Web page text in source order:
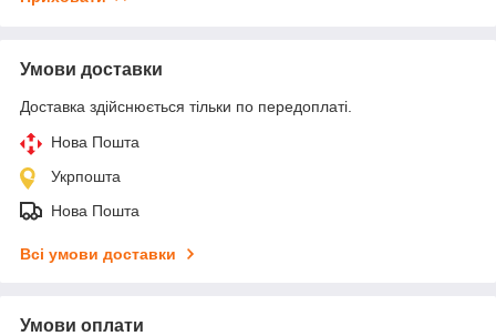
Умови доставки
Доставка здійснюється тільки по передоплаті.
Нова Пошта
Укрпошта
Нова Пошта
Всі умови доставки
Умови оплати